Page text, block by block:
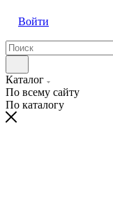
Войти
Каталог
По всему сайту
По каталогу